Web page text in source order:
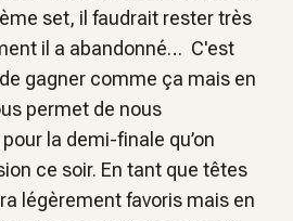
set, il faudrait rester très
il a abandonné… C'est
gagner comme ça mais en
permet de nous
la demi-finale qu’on
ce soir. En tant que têtes
légèrement favoris mais en